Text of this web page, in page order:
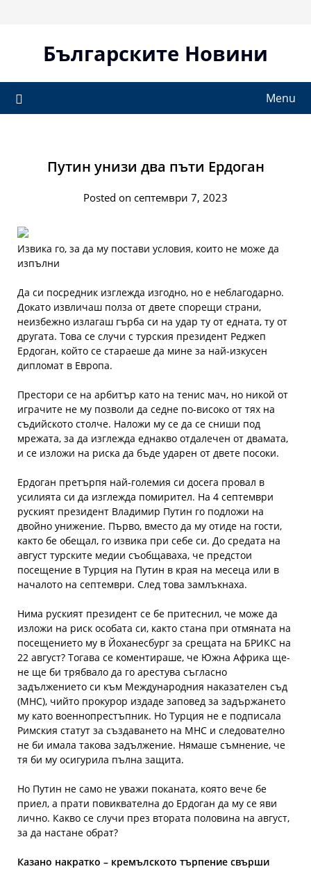
Българските Новини
Menu
Путин унизи два пъти Ердоган
Posted on септември 7, 2023
Извика го, за да му постави условия, които не може да
изпълни
Да си посредник изглежда изгодно, но е неблагодарно.
Докато извличаш полза от двете спорещи страни,
неизбежно излагаш гърба си на удар ту от едната, ту от
другата. Това се случи с турския президент Реджеп
Ердоган, който се стараеше да мине за най-изкусен
дипломат в Европа.
Престори се на арбитър като на тенис мач, но никой от
играчите не му позволи да седне по-високо от тях на
съдийското столче. Наложи му се да се сниши под
мрежата, за да изглежда еднакво отдалечен от двамата,
и се изложи на риска да бъде ударен от двете посоки.
Ердоган претърпя най-големия си досега провал в
усилията си да изглежда помирител. На 4 септември
руският президент Владимир Путин го подложи на
двойно унижение. Първо, вместо да му отиде на гости,
както бе обещал, го извика при себе си. До средата на
август турските медии съобщаваха, че предстои
посещение в Турция на Путин в края на месеца или в
началото на септември. След това замлъкнаха.
Нима руският президент се бе притеснил, че може да
изложи на риск особата си, както стана при отмяната на
посещението му в Йоханесбург за срещата на БРИКС на
22 август? Тогава се коментираше, че Южна Африка ще-
не ще би трябвало да го арестува съгласно
задължението си към Международния наказателен съд
(МНС), чийто прокурор издаде заповед за задържането
му като военнопрестъпник. Но Турция не е подписала
Римския статут за създаването на МНС и следователно
не би имала такова задължение. Нямаше съмнение, че
тя би му осигурила пълна защита.
Но Путин не само не уважи поканата, която вече бе
приел, а прати повиквателна до Ердоган да му се яви
лично. Какво се случи през втората половина на август,
за да настане обрат?
Казано накратко – кремълското търпение свърши